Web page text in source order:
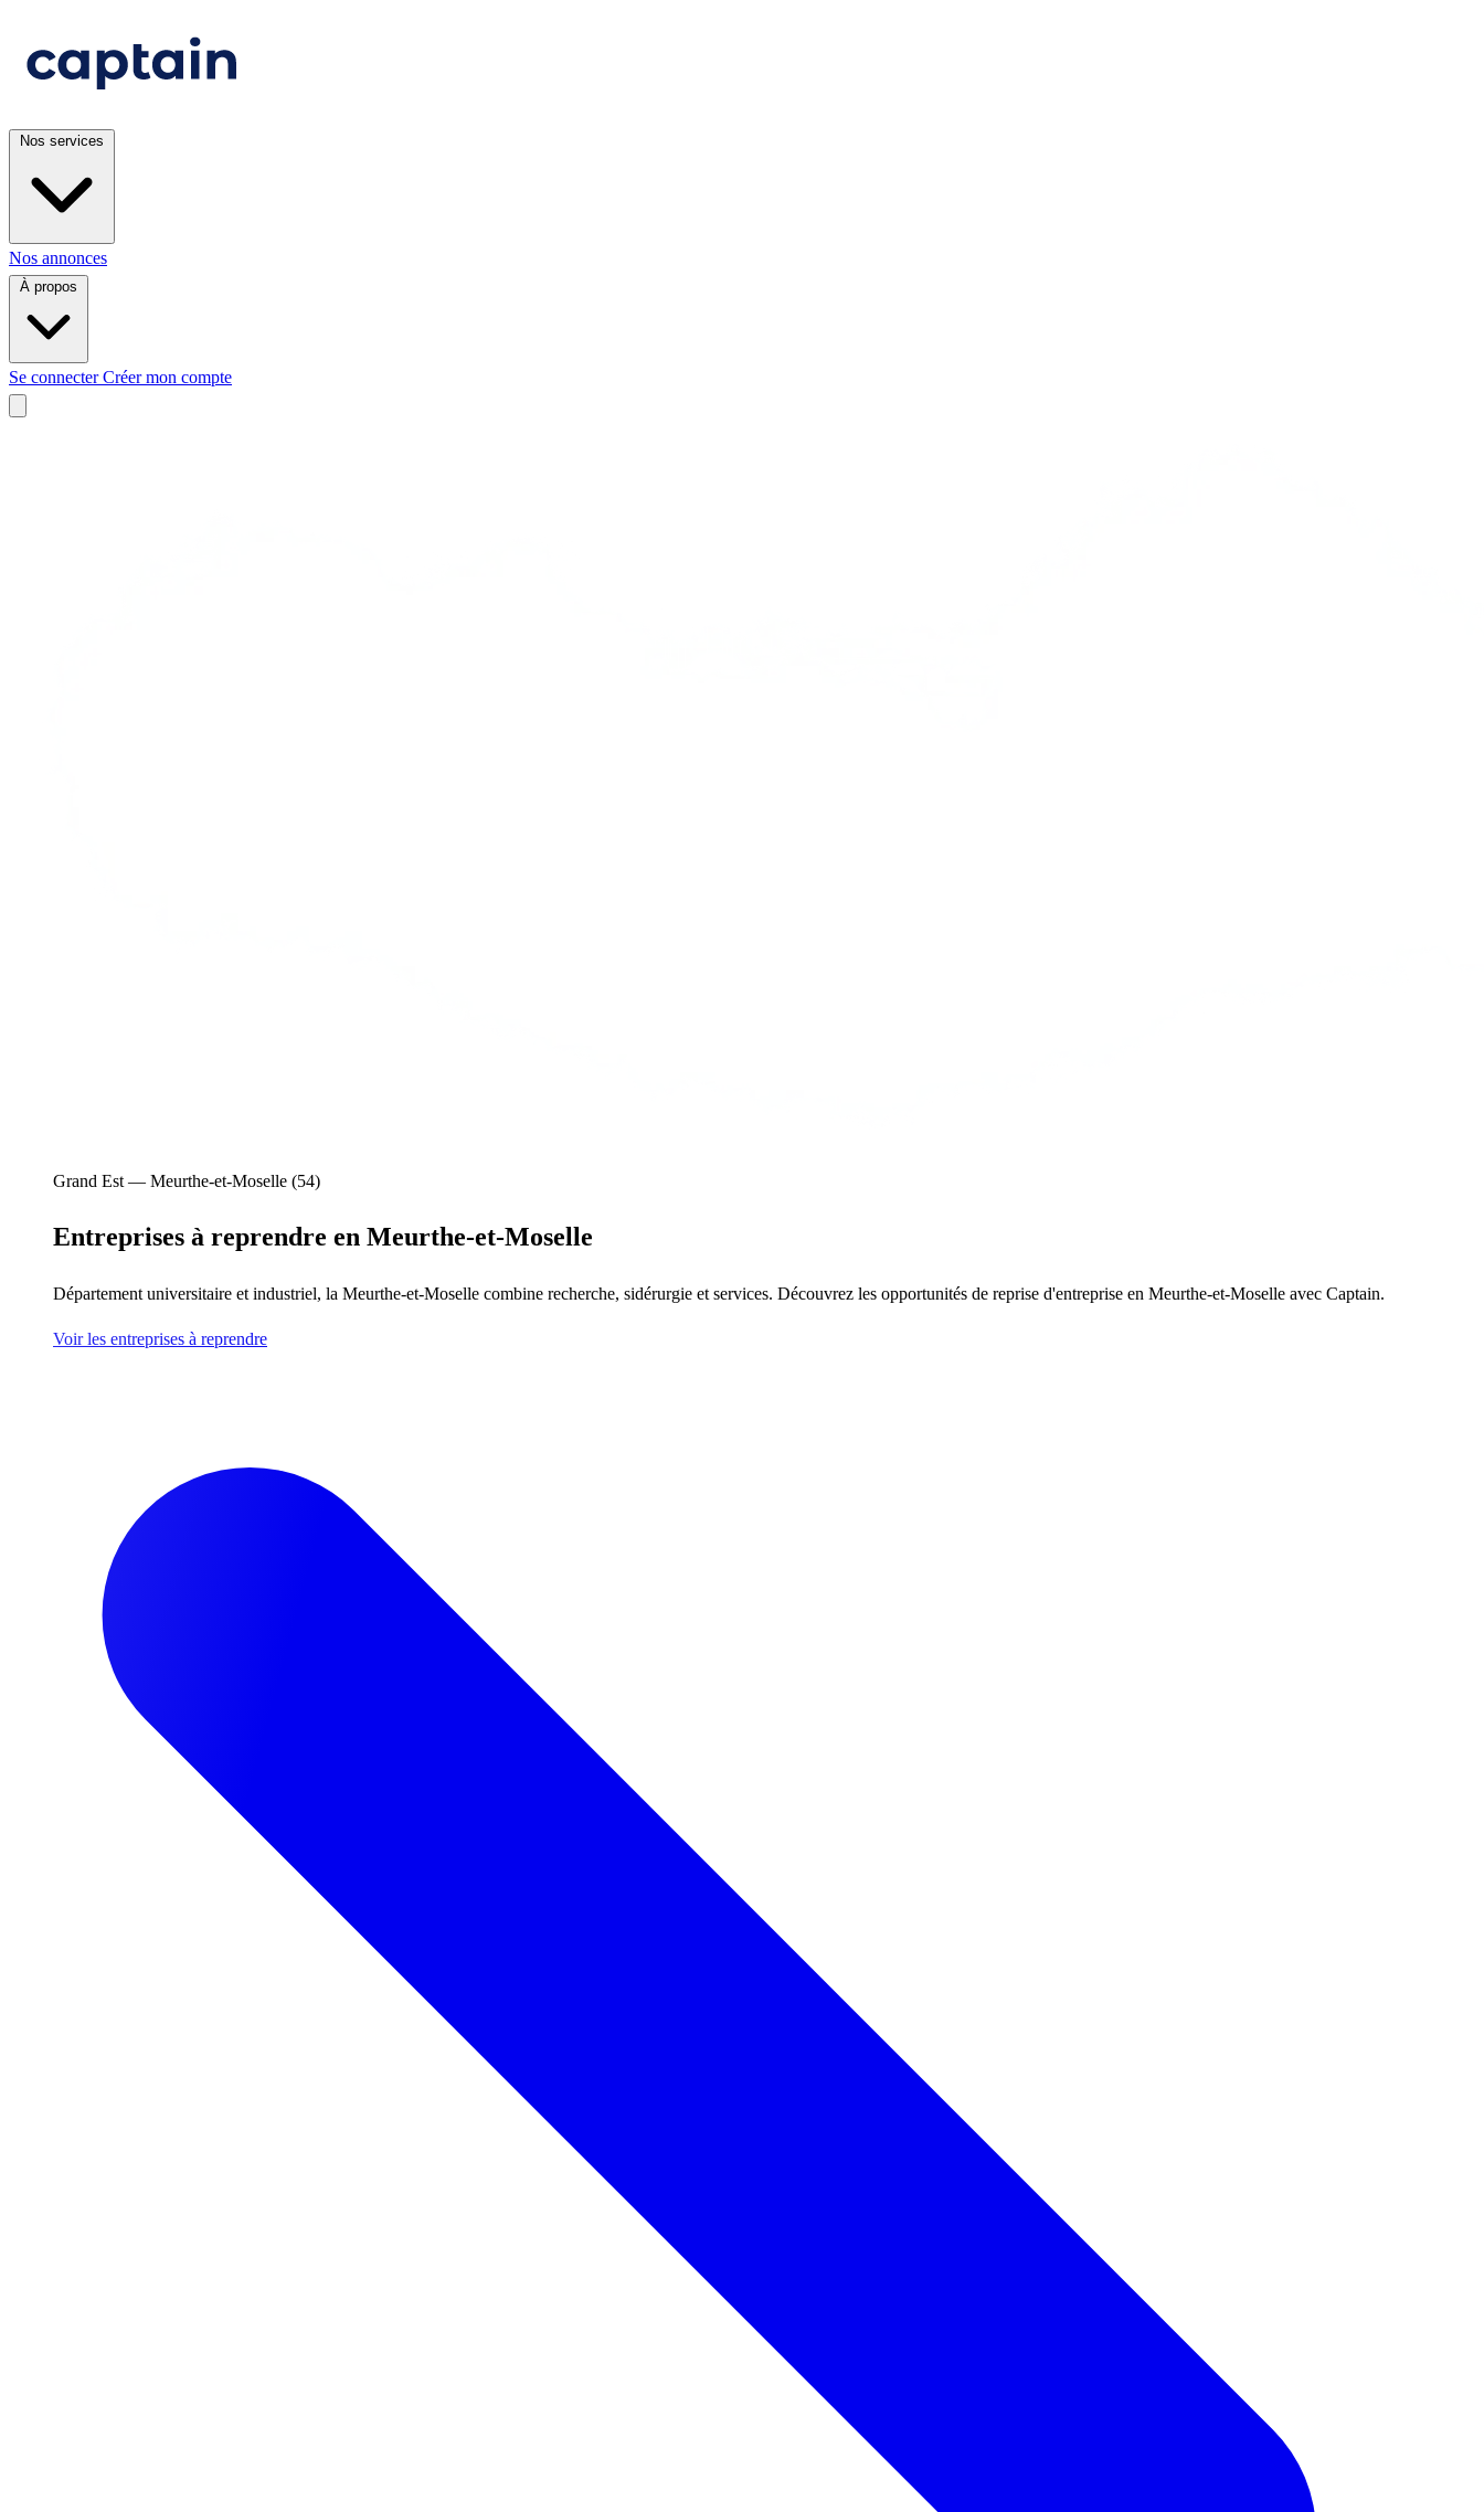
Nos annonces
Se connecterCréer mon compte
Grand Est — Meurthe-et-Moselle (54)
Entreprises à reprendre en Meurthe-et-Moselle
Département universitaire et industriel, la Meurthe-et-Moselle combine recherche, sidérurgie et services. Découvrez les opportunités de reprise d'entreprise en Meurthe-et-Moselle avec Captain.
Voir les entreprises à reprendre